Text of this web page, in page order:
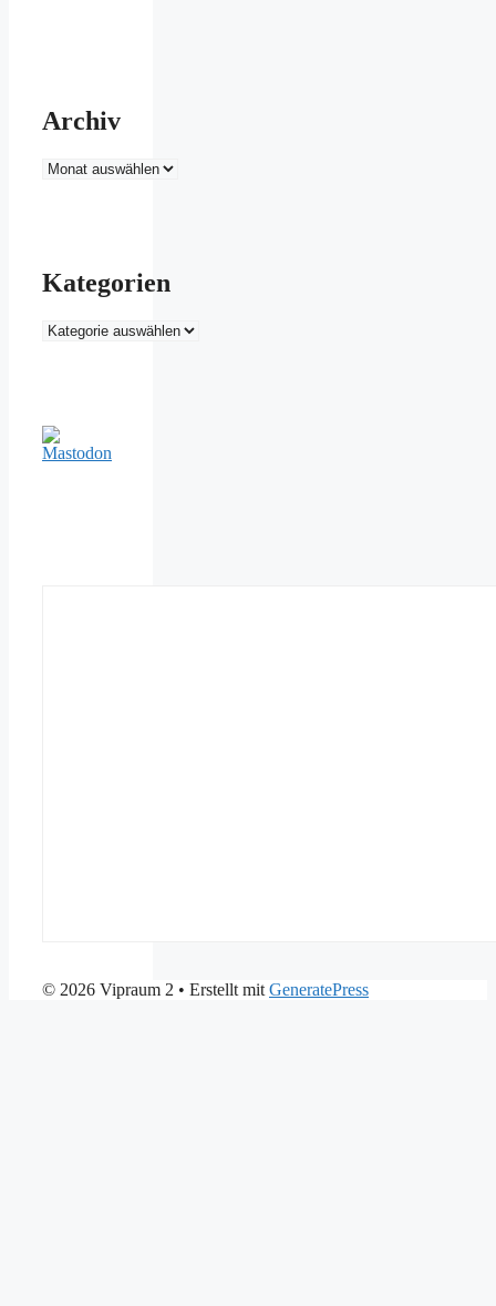
Archiv
Archiv
Kategorien
Kategorien
© 2026 Vipraum 2 • Erstellt mit GeneratePress